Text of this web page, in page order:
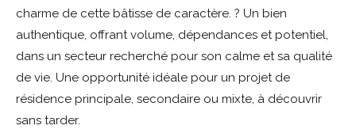
charme de cette bâtisse de caractère. ? Un bien
authentique, offrant volume, dépendances et potentiel,
dans un secteur recherché pour son calme et sa qualité
de vie. Une opportunité idéale pour un projet de
résidence principale, secondaire ou mixte, à découvrir
sans tarder.